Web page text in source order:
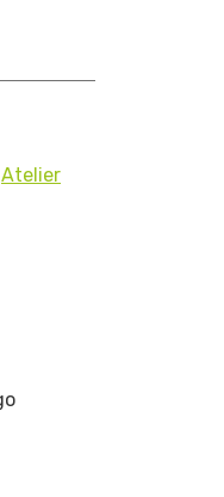
Atelier